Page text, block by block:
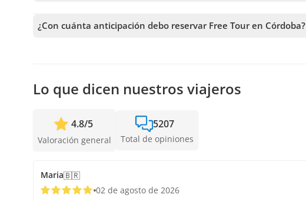
antes de confirmar tu reserva.
¿Con cuánta anticipación debo reservar Free Tour en Córdoba?
Lo que dicen nuestros viajeros
4.8/5
Valoración general
5207
Total de opiniones
Maria🇧🇷
02 de agosto de 2026